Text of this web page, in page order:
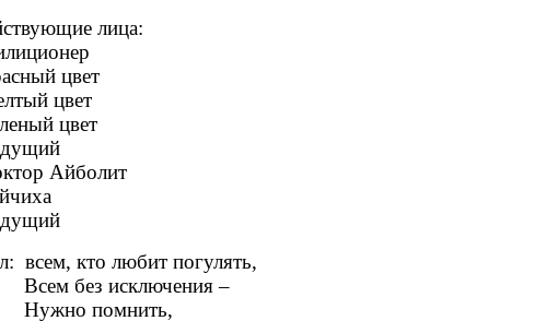
лица:
цвет
цвет
цвет
Айболит
всем, кто любит погулять,
без исключения –
помнить,